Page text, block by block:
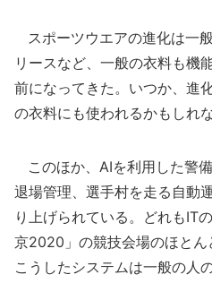
スポーツウエアの進化は一
リースなど、一般の衣料も機
前になってきた。いつか、進
の衣料にも使われるかもしれな
このほか、AIを利用した警
退場管理、選手村を走る自動
り上げられている。どれもIT
京2020」の競技会場のほとん
こうしたシステムは一般の人